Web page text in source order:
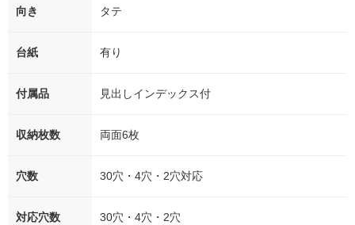
向き タテ
台紙 有り
付属品 見出しインデックス付
収納枚数 両面6枚
穴数 30穴・4穴・2穴対応
対応穴数 30穴・4穴・2穴